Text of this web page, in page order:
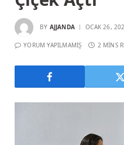
BY AJJANDA OCAK 26,
YORUM YAPILMAMIŞ 2 MINS